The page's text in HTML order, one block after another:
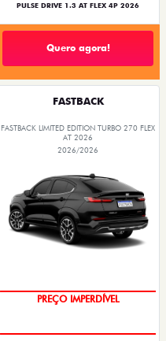
PULSE DRIVE 1.3 AT FLEX 4P 2026
Quero agora!
FASTBACK
FASTBACK LIMITED EDITION TURBO 270 FLEX
AT 2026
2026/2026
PREÇO IMPERDÍVEL